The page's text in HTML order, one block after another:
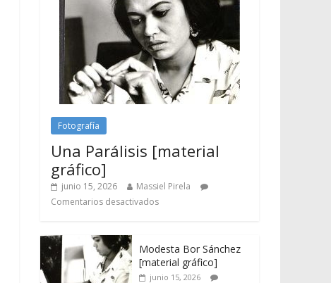
Fotografía
Una Parálisis [material
gráfico]
junio 15, 2026
Massiel Pirela
Comentarios desactivados
Modesta Bor Sánchez
[material gráfico]
junio 15, 2026